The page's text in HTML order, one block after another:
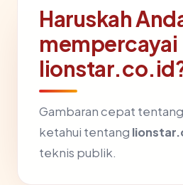
Haruskah
mempercayai
Gambaran cepat
ketahui tentang
teknis publik.